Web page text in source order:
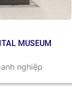
MUSEUM
nghiệp